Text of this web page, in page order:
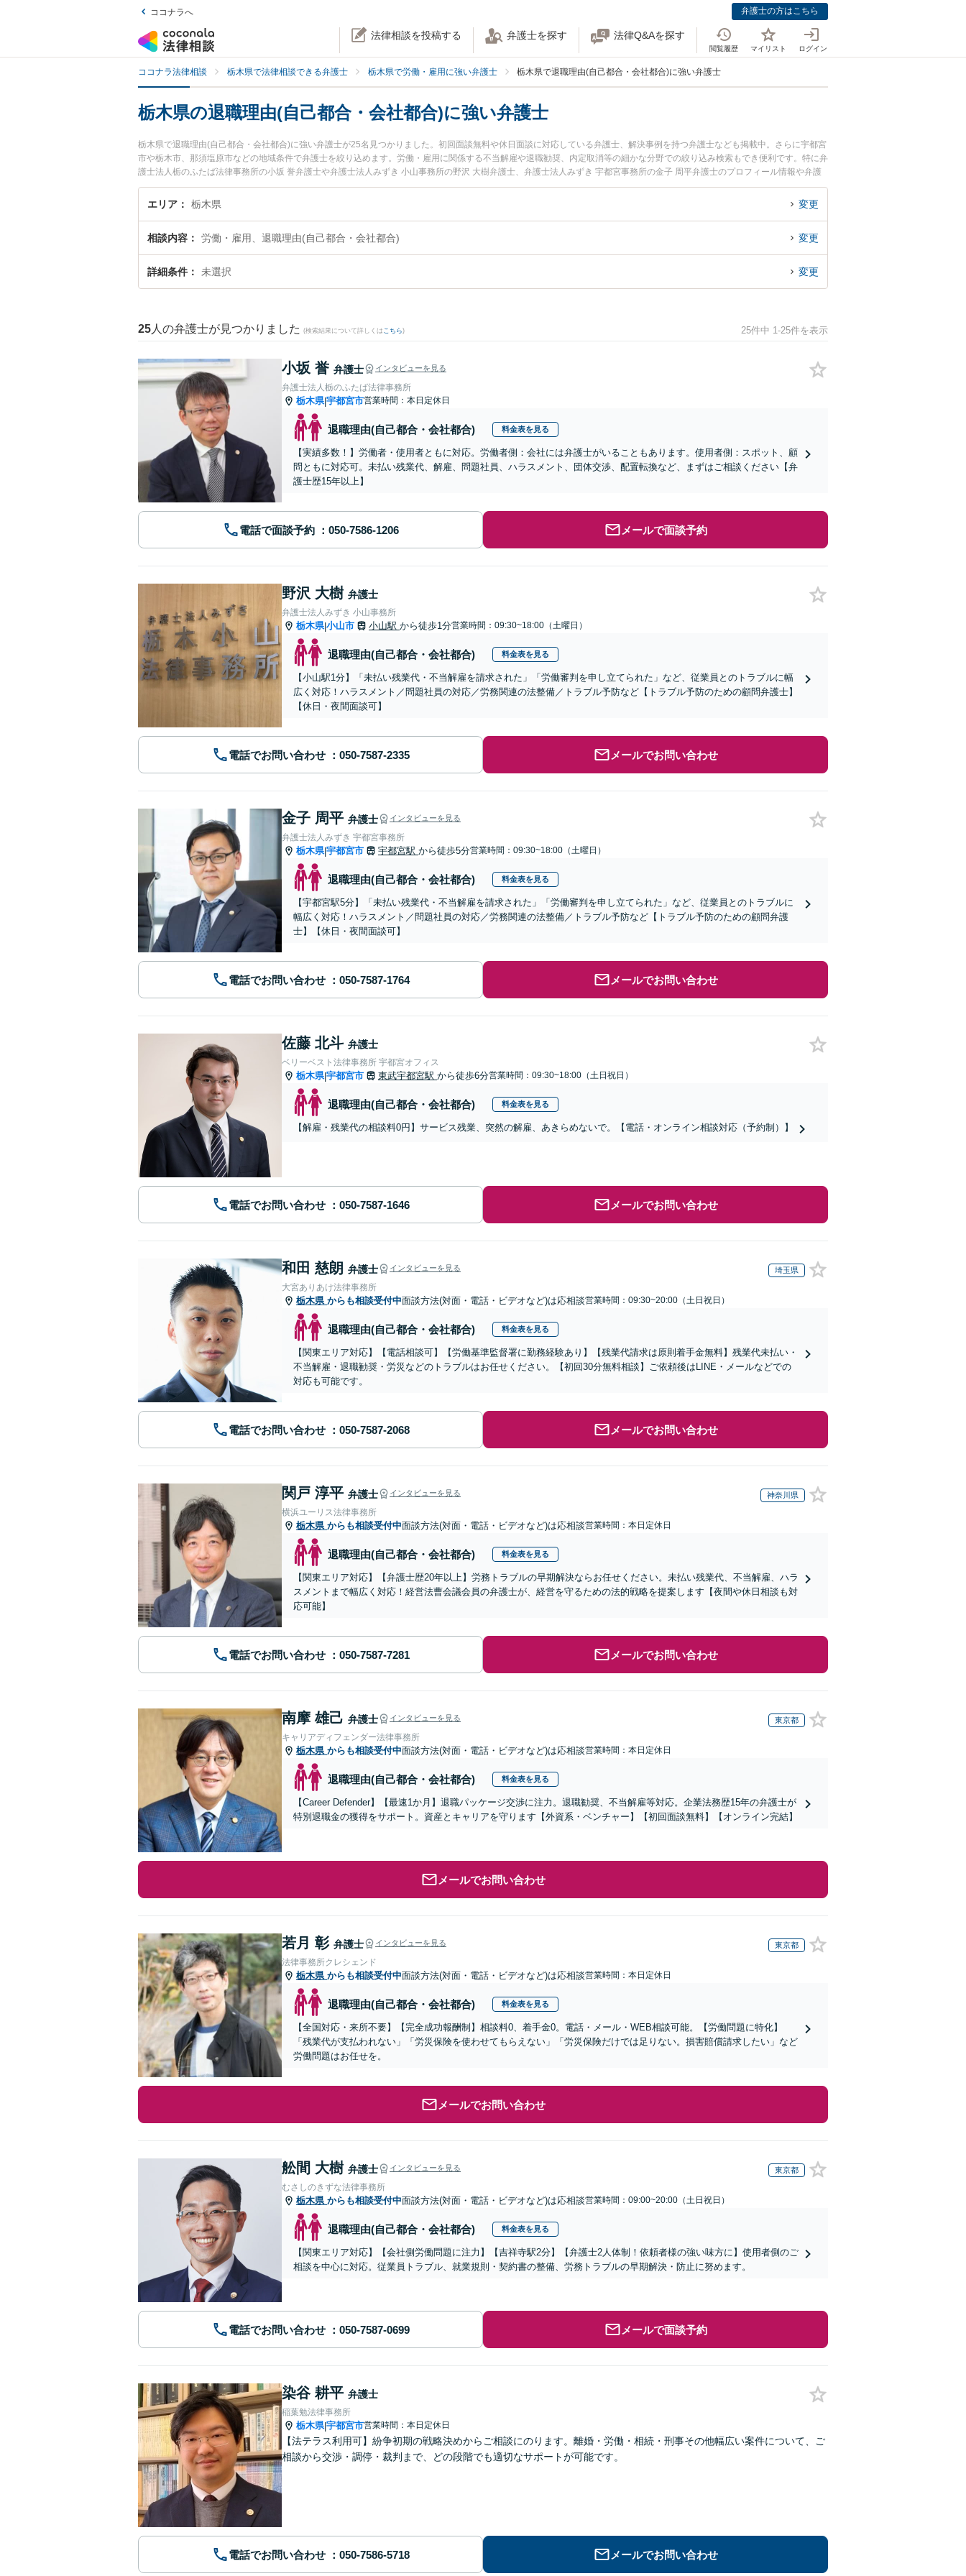
ココナラへ 弁護士の方はこちら
法律相談を投稿する 弁護士を探す 法律Q&Aを探す
閲覧履歴 マイリスト ログイン
ココナラ法律相談 栃木県で法律相談できる弁護士 栃木県で労働・雇用に強い弁護士 栃木県で退職理由(自己都合・会社都合)に強い弁護士
栃木県の退職理由(自己都合・会社都合)に強い弁護士
栃木県で退職理由(自己都合・会社都合)に強い弁護士が25名見つかりました。初回面談無料や休日面談に対応している弁護士、解決事例を持つ弁護士なども掲載中。さらに宇都宮
市や栃木市、那須塩原市などの地域条件で弁護士を絞り込めます。労働・雇用に関係する不当解雇や退職勧奨、内定取消等の細かな分野での絞り込み検索もでき便利です。特に弁
護士法人栃のふたば法律事務所の小坂 誉弁護士や弁護士法人みずき 小山事務所の野沢 大樹弁護士、弁護士法人みずき 宇都宮事務所の金子 周平弁護士のプロフィール情報や弁護
士費用、強みなどが注目されています。『栃木県で土日や夜間に発生した退職理由(自己都合・会社都合)のトラブルを今すぐに弁護士に相談したい』『退職理由(自己都合・会社都
合)のトラブル解決の実績豊富な近くの弁護士を検索したい』『初回相談無料で退職理由(自己都合・会社都合)を法律相談できる栃木県内の弁護士に相談予約したい』などでお困り
エリア 栃木県 変更
相談内容 労働・雇用、退職理由(自己都合・会社都合) 変更
詳細条件 未選択 変更
25 人の弁護士が見つかりました (検索結果について詳しくは こちら) 25件中 1-25件を表示
小坂 誉 弁護士 インタビューを見る
弁護士法人栃のふたば法律事務所
栃木県|宇都宮市営業時間：本日定休日
退職理由(自己都合・会社都合) 料金表を見る
【実績多数！】労働者・使用者ともに対応。労働者側：会社には弁護士がいることもあります。使用者側：スポット、顧
問ともに対応可。未払い残業代、解雇、問題社員、ハラスメント、団体交渉、配置転換など、まずはご相談ください【弁
護士歴15年以上】
電話で面談予約 メールで面談予約
野沢 大樹 弁護士
弁護士法人みずき 小山事務所
栃木県|小山市 小山駅 から徒歩1分営業時間：09:30~18:00（土曜日）
退職理由(自己都合・会社都合) 料金表を見る
【小山駅1分】「未払い残業代・不当解雇を請求された」「労働審判を申し立てられた」など、従業員とのトラブルに幅
広く対応！ハラスメント／問題社員の対応／労務関連の法整備／トラブル予防など【トラブル予防のための顧問弁護士】
【休日・夜間面談可】
電話でお問い合わせ メールでお問い合わせ
金子 周平 弁護士 インタビューを見る
弁護士法人みずき 宇都宮事務所
栃木県|宇都宮市 宇都宮駅 から徒歩5分営業時間：09:30~18:00（土曜日）
退職理由(自己都合・会社都合) 料金表を見る
【宇都宮駅5分】「未払い残業代・不当解雇を請求された」「労働審判を申し立てられた」など、従業員とのトラブルに
幅広く対応！ハラスメント／問題社員の対応／労務関連の法整備／トラブル予防など【トラブル予防のための顧問弁護
士】【休日・夜間面談可】
電話でお問い合わせ メールでお問い合わせ
佐藤 北斗 弁護士
ベリーベスト法律事務所 宇都宮オフィス
栃木県|宇都宮市 東武宇都宮駅 から徒歩6分営業時間：09:30~18:00（土日祝日）
退職理由(自己都合・会社都合) 料金表を見る
【解雇・残業代の相談料0円】サービス残業、突然の解雇、あきらめないで。【電話・オンライン相談対応（予約制）】
電話でお問い合わせ メールでお問い合わせ
和田 慈朗 弁護士 インタビューを見る 埼玉県
大宮ありあけ法律事務所
栃木県 からも相談受付中面談方法(対面・電話・ビデオなど)は応相談営業時間：09:30~20:00（土日祝日）
退職理由(自己都合・会社都合) 料金表を見る
【関東エリア対応】【電話相談可】【労働基準監督署に勤務経験あり】【残業代請求は原則着手金無料】残業代未払い・
不当解雇・退職勧奨・労災などのトラブルはお任せください。【初回30分無料相談】ご依頼後はLINE・メールなどでの
対応も可能です。
電話でお問い合わせ メールでお問い合わせ
関戸 淳平 弁護士 インタビューを見る 神奈川県
横浜ユーリス法律事務所
栃木県 からも相談受付中面談方法(対面・電話・ビデオなど)は応相談営業時間：本日定休日
退職理由(自己都合・会社都合) 料金表を見る
【関東エリア対応】【弁護士歴20年以上】労務トラブルの早期解決ならお任せください。未払い残業代、不当解雇、ハラ
スメントまで幅広く対応！経営法曹会議会員の弁護士が、経営を守るための法的戦略を提案します【夜間や休日相談も対
応可能】
電話でお問い合わせ メールでお問い合わせ
南摩 雄己 弁護士 インタビューを見る 東京都
キャリアディフェンダー法律事務所
栃木県 からも相談受付中面談方法(対面・電話・ビデオなど)は応相談営業時間：本日定休日
退職理由(自己都合・会社都合) 料金表を見る
【Career Defender】【最速1か月】退職パッケージ交渉に注力。退職勧奨、不当解雇等対応。企業法務歴15年の弁護士が
特別退職金の獲得をサポート。資産とキャリアを守ります【外資系・ベンチャー】【初回面談無料】【オンライン完結】
メールでお問い合わせ
若月 彰 弁護士 インタビューを見る 東京都
法律事務所クレシェンド
栃木県 からも相談受付中面談方法(対面・電話・ビデオなど)は応相談営業時間：本日定休日
退職理由(自己都合・会社都合) 料金表を見る
【全国対応・来所不要】【完全成功報酬制】相談料0、着手金0。電話・メール・WEB相談可能。【労働問題に特化】
「残業代が支払われない」「労災保険を使わせてもらえない」「労災保険だけでは足りない。損害賠償請求したい」など
労働問題はお任せを。
メールでお問い合わせ
舩間 大樹 弁護士 インタビューを見る 東京都
むさしのきずな法律事務所
栃木県 からも相談受付中面談方法(対面・電話・ビデオなど)は応相談営業時間：09:00~20:00（土日祝日）
退職理由(自己都合・会社都合) 料金表を見る
【関東エリア対応】【会社側労働問題に注力】【吉祥寺駅2分】【弁護士2人体制！依頼者様の強い味方に】使用者側のご
相談を中心に対応。従業員トラブル、就業規則・契約書の整備、労務トラブルの早期解決・防止に努めます。
電話でお問い合わせ メールで面談予約
染谷 耕平 弁護士
稲葉勉法律事務所
栃木県|宇都宮市営業時間：本日定休日
【法テラス利用可】紛争初期の戦略決めからご相談にのります。離婚・労働・相続・刑事その他幅広い案件について、ご
相談から交渉・調停・裁判まで、どの段階でも適切なサポートが可能です。
電話でお問い合わせ メールでお問い合わせ